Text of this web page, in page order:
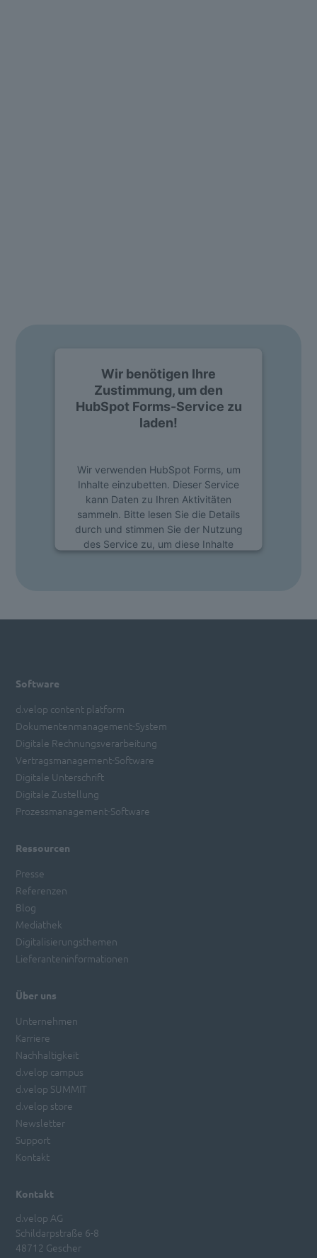
Wir benötigen Ihre
Zustimmung, um den
HubSpot Forms-Service zu
laden!
Wir verwenden HubSpot Forms, um
Inhalte einzubetten. Dieser Service
kann Daten zu Ihren Aktivitäten
sammeln. Bitte lesen Sie die Details
durch und stimmen Sie der Nutzung
des Service zu, um diese Inhalte
Akzeptieren
Kontakt
d.velop AG
Schildarpstraße 6-8
48712 Gescher
Software
d.velop content platform
Dokumentenmanagement-System
Digitale Rechnungsverarbeitung
Vertragsmanagement-Software
Digitale Unterschrift
Digitale Zustellung
Prozessmanagement-Software
Ressourcen
Presse
Referenzen
Blog
Mediathek
Digitalisierungsthemen
Lieferanteninformationen
Über uns
Unternehmen
Karriere
Nachhaltigkeit
d.velop campus
d.velop SUMMIT
d.velop store
Newsletter
Support
Kontakt